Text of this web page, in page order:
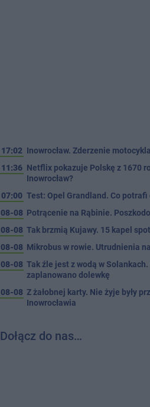
17:02 Inowrocław. Zderzenie
11:36 Netflix pokazuje Polskę z 1670
Inowrocław?
07:00 Test: Opel Grandland. Co
08-08 Potrącenie na Rąbinie.
08-08 Tak brzmią Kujawy. 15 kapel
08-08 Mikrobus w rowie. Utrudnienia
08-08 Tak źle jest z wodą w
zaplanowano dolewkę
08-08 Z żałobnej karty. Nie żyje były
Inowrocławia
Dołącz do nas…